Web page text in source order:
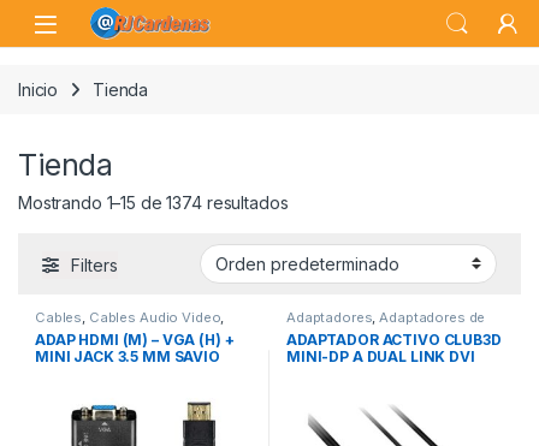
Skip to navigation
Skip to content
Open
Inicio Tienda
Tienda
Mostrando 1–15 de 1374 resultados
Filters
Cables, Cables Audio Video,
Conectividad
ADAP HDMI (M) – VGA (H) +
MINI JACK 3.5 MM SAVIO
Adaptadores,Adaptadores de
Video,Conectividad
ADAPTADOR ACTIVO CLUB3D
MINI-DP A DUAL LINK DVI